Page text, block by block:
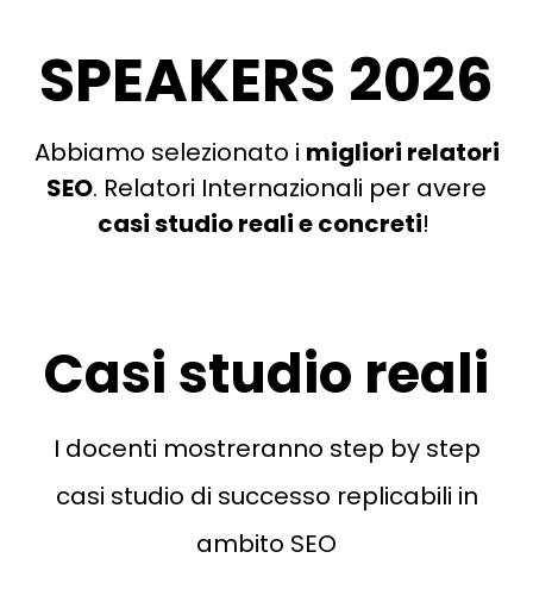
SPEAKERS 2026
Abbiamo selezionato i migliori relatori
SEO. Relatori Internazionali per avere
casi studio reali e concreti!
Casi studio reali
I docenti mostreranno step by step
casi studio di successo replicabili in
ambito SEO